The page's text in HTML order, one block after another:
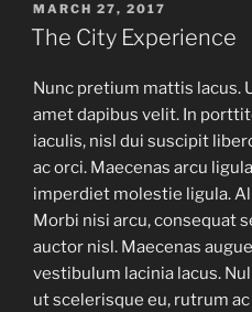
MARCH 27, 2017
The City Experience
Nunc pretium mattis lacus.
amet dapibus velit. In
iaculis, nisl dui suscipit
ac orci. Maecenas arcu
imperdiet molestie ligula.
Morbi nisi arcu, consequat
auctor nisl. Maecenas
vestibulum lacinia lacus.
ut scelerisque eu, rutrum